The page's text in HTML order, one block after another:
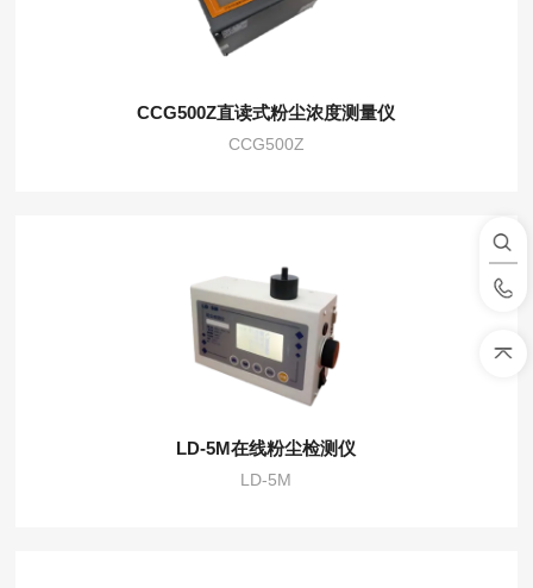
CCG500Z直读式粉尘浓度测量仪
CCG500Z
LD-5M在线粉尘检测仪
LD-5M